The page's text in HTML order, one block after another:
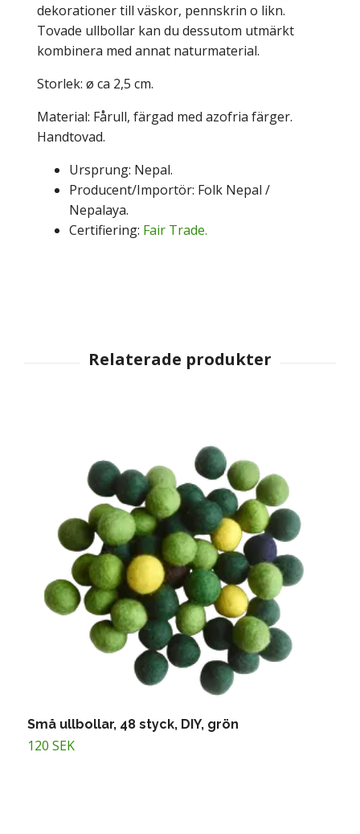
dekorationer till väskor, pennskrin o likn.
Tovade ullbollar kan du dessutom utmärkt
kombinera med annat naturmaterial.
Storlek: ø ca 2,5 cm.
Material: Fårull, färgad med azofria färger.
Handtovad.
Ursprung: Nepal.
Producent/Importör: Folk Nepal /
Nepalaya.
Certifiering: Fair Trade.
Små ullbollar, 48 styck, DIY, grön
120 SEK